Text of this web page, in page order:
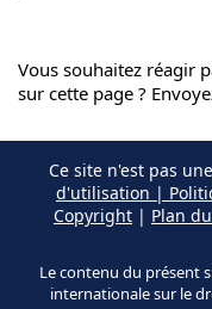
Vous souhaitez réagir
sur cette page ?
Ce site n'est pas
d'utilisation |
Copyright | Plan
Le contenu du présent
internationale sur le